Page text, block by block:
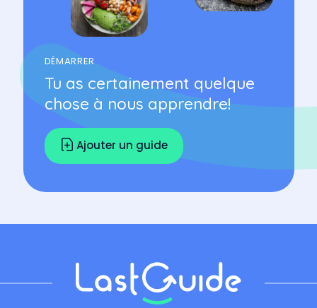
DÉMARRER
Tu as certainement quelque
chose à nous apprendre!
Ajouter un guide